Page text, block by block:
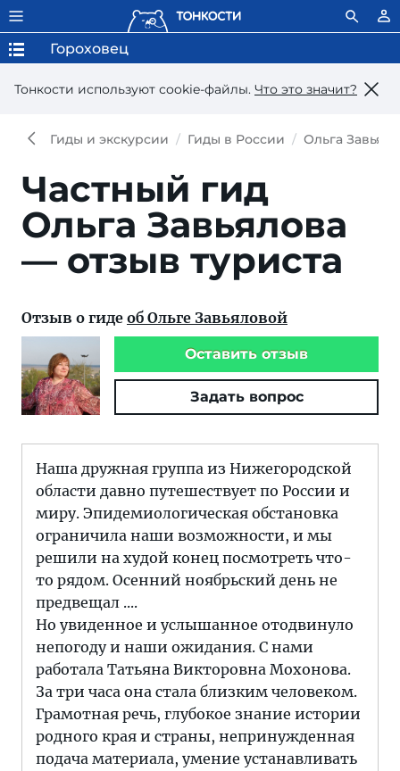
Тонкости используют сookie-файлы. Что это значит?
Гороховец
Гиды и экскурсии Гиды в России Ольга
Частный гид
Ольга Завьялова
— отзыв туриста
Отзыв о гиде об Ольге Завьяловой
Оставить отзыв
Задать вопрос
Наша дружная группа из Нижегородской
области давно путешествует по России и
миру. Эпидемиологическая обстановка
ограничила наши возможности, и мы
решили на худой конец посмотреть что-
то рядом. Осенний ноябрьский день не
предвещал ....
Но увиденное и услышанное отодвинуло
непогоду и наши ожидания. С нами
работала Татьяна Викторовна Мохонова.
За три часа она стала близким человеком.
Грамотная речь, глубокое знание истории
родного края и страны, непринужденная
подача материала, умение устанавливать